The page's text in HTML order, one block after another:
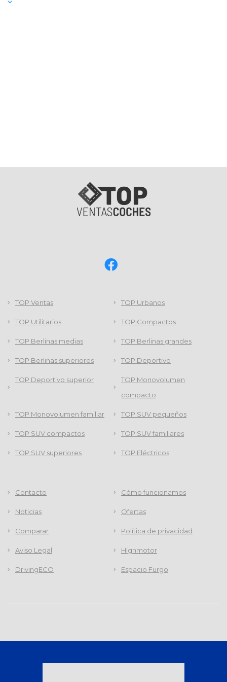
TOP Ventas TOP Urbanos
TOP Utilitarios TOP Compactos
TOP Berlinas medias TOP Berlinas grandes
TOP Berlinas superiores TOP Deportivo
TOP Deportivo superior
TOP Monovolumen
compacto
TOP Monovolumen familiar TOP SUV pequeños
TOP SUV compactos TOP SUV familiares
TOP SUV superiores TOP Eléctricos
Contacto Cómo funcionamos
Noticias Ofertas
Comparar Política de privacidad
Aviso Legal Highmotor
DrivingECO Espacio Furgo